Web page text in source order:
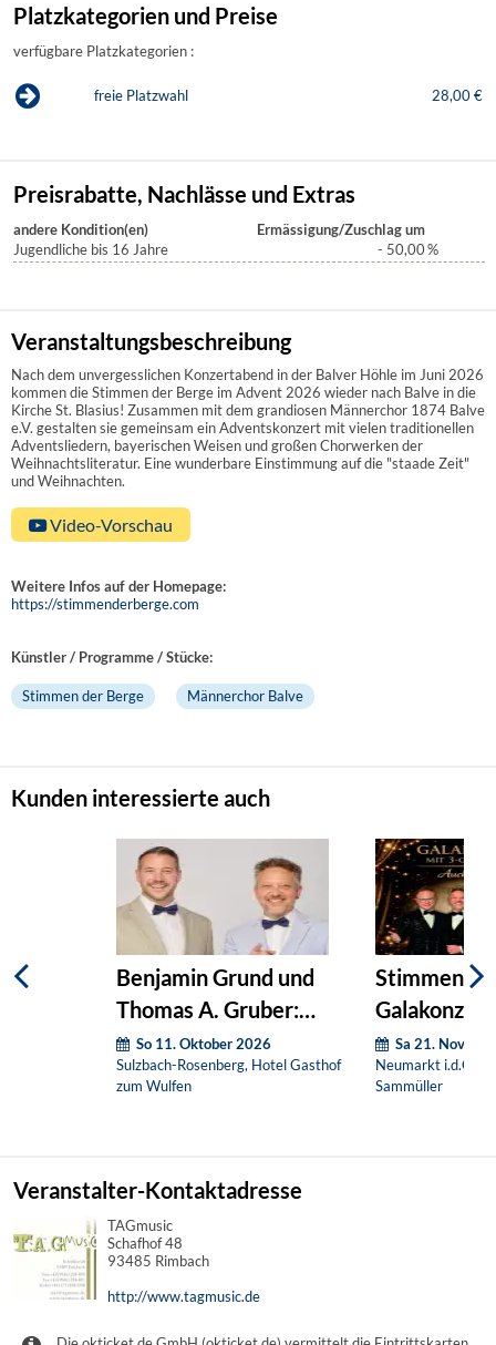
Platzkategorien und Preise
verfügbare Platzkategorien :
freie Platzwahl 28,00 €
Preisrabatte, Nachlässe und Extras
andere Kondition(en)
Ermässigung/Zuschlag um
Jugendliche bis 16 Jahre
- 50,00%
Veranstaltungsbeschreibung
Nach dem unvergesslichen Konzertabend in der Balver Höhle im Juni 2026
kommen die Stimmen der Berge im Advent 2026 wieder nach Balve in die
Kirche St. Blasius! Zusammen mit dem grandiosen Männerchor 1874 Balve
e.V. gestalten sie gemeinsam ein Adventskonzert mit vielen traditionellen
Adventsliedern, bayerischen Weisen und großen Chorwerken der
Weihnachtsliteratur. Eine wunderbare Einstimmung auf die "staade Zeit"
und Weihnachten.
Video-Vorschau
Weitere Infos auf der Homepage:
https://stimmenderberge.com
Künstler / Programme / Stücke:
Stimmen der Berge Männerchor Balve
Kunden interessierte auch
Benjamin Grund und
Thomas A. Gruber:
Duokonzert
So 11. Oktober 2026
Sulzbach-Rosenberg, Hotel Gasthof
zum Wulfen
Stimmen
Sa 21.
Neumarkt
Sammüller
Veranstalter-Kontaktadresse
TAGmusic
Schafhof 48
93485 Rimbach
http://www.tagmusic.de